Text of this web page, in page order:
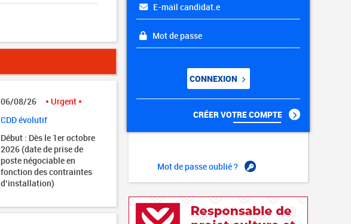
06/08/26
Urgent
CDD évolutif
Début : Dès le 1er octobre
2026 (date de prise de
poste négociable en
fonction des contraintes
d’installation)
E-mail candidat.e
Mot de passe
CONNEXION
CRÉER VOTRE COMPTE
Mot de passe oublié ?